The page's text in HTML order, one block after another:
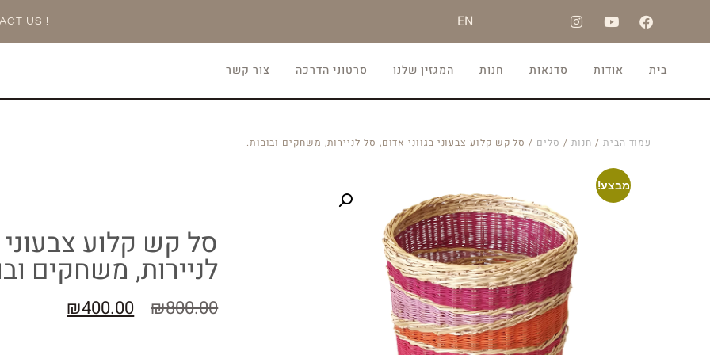
EN
US !
בית אודות סדנאות חנות המגזין שלנו סרטוני הדרכה צור קשר
עמוד הבית / חנות / סלים / סל קש קלוע צבעוני בגווני אדום, סל לניירות, משחקים ובובות.
מבצע!
סל קש קלוע צבעוני
לניירות, משחקים
₪800.00
₪400.00